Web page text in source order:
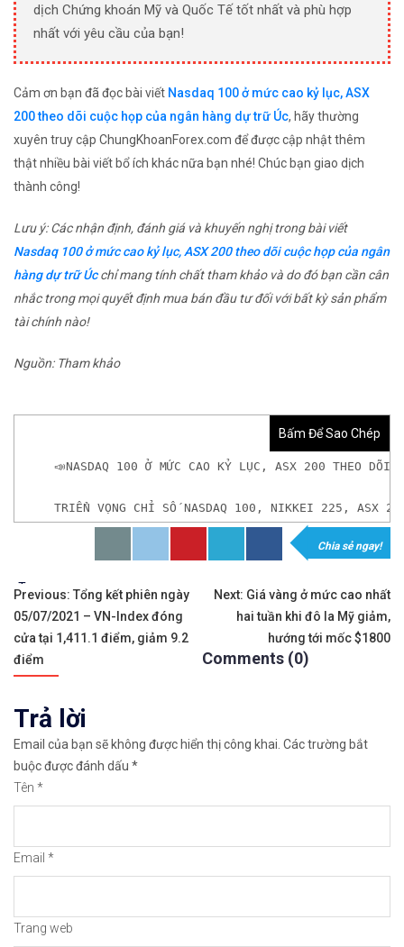
dịch Chứng khoán Mỹ và Quốc Tế tốt nhất và phù hợp
nhất với yêu cầu của bạn!
Cảm ơn bạn đã đọc bài viết Nasdaq 100 ở mức cao kỷ lục, ASX
200 theo dõi cuộc họp của ngân hàng dự trữ Úc, hãy thường
xuyên truy cập ChungKhoanForex.com để được cập nhật thêm
thật nhiều bài viết bổ ích khác nữa bạn nhé! Chúc bạn giao dịch
thành công!
Lưu ý: Các nhận định, đánh giá và khuyến nghị trong bài viết
Nasdaq 100 ở mức cao kỷ lục, ASX 200 theo dõi cuộc họp của ngân
hàng dự trữ Úcchỉ mang tính chất tham khảo và do đó bạn cần cân
nhắc trong mọi quyết định mua bán đầu tư đối với bất kỳ sản phẩm
tài chính nào!
Nguồn: Tham khảo
Bấm Để Sao Chép
📣NASDAQ 100 Ở MỨC CAO KỶ LỤC, ASX 200 THEO DÕI
TRIỂN VỌNG CHỈ SỐ NASDAQ 100, NIKKEI
𝘟𝘦𝘮 𝘤𝘩𝘪 𝘵𝘪ế𝘵: https://chungkhoanforex.com/
✨🏆Đầ𝐮 𝐭ư 𝐯à 𝐋ướ𝐭 𝐬ó𝐧𝐠 𝐜á𝐜 𝐜ổ 𝐩𝐡𝐢ế𝐮 𝐭𝐫ê𝐧 𝐭𝐡ị 𝐭𝐫ườ𝐧𝐠
✅𝘔ở 𝘵à𝘪 𝘬𝘩𝘰ả𝘯 𝘵𝘳ê𝘯 𝘴à𝘯 𝘌𝘹𝘯𝘦𝘴𝘴 𝘜𝘺 𝘛í𝘯 𝘷à 𝘱𝘩ù
👉Sàn hỗ trợ giao dịch hơn 100+ cổ phiếu nổi
👉Thuộc top 3 sàn nổi tiếng thế giới, được nhiều
👉Xem cách Nạp/Rút tiền từ sàn ICMarkets dễ
👉Xem cách Đặt Lệnh, Đóng Lệnh và CopyTrade
Chia sẻ ngay!
Tags:
Điều
hướng
bài
viết
Previous: Tổng kết phiên ngày
05/07/2021 – VN-Index đóng
cửa tại 1,411.1 điểm, giảm 9.2
điểm
Next: Giá vàng ở mức cao nhất
hai tuần khi đô la Mỹ giảm,
hướng tới mốc $1800
Comments (0)
Trả lời
Email của bạn sẽ không được hiển thị công khai. Các trường bắt
buộc được đánh dấu *
Tên *
Email *
Trang web